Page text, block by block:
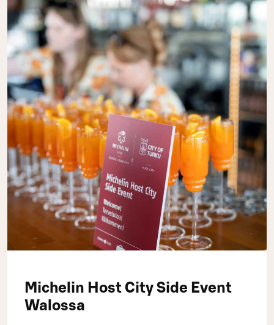
Michelin Host City Side Event
Walossa